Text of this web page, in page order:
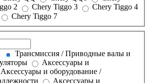
2 Chery Tiggo 3
Chery Tiggo 4
Chery Tiggo 7
Трансмиссия / Приводные валы и
Аксессуары и
Аксессуары и оборудование /
Аксессуары и